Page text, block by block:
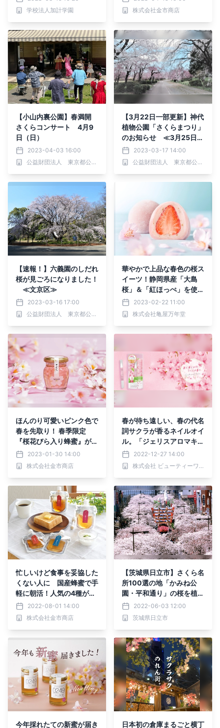
学校法人加計学園
ュなローハニー（生蜂蜜）
で食べてみて
株式会社金市商店
【小山内裏公園】春満開
さくらコンサート 4月9
日（日）
2023-04-03 16:00
公益財団法人 東京都公園協会
【3月22日一部更新】神代
植物公園「さくらまつり」
のお知らせ ≪3月25日
（土）～4月9日（日）≫
2023-03-17 14:00
公益財団法人 東京都公園協会
【速報！】六義園のしだれ
桜が見ごろになりました！
≪文京区≫
2023-03-16 17:00
公益財団法人 東京都公園協会
華やかで上品な春色の桜ス
イーツ！静岡県産「大島
桜」＆「紅ほっぺ」を使用
した『桜いちご大福』限定
販売
2023-02-22 11:00
株式会社亀屋万年堂
ほんのり可愛いピンク色で
春を先取り！ 春季限定
『桜花びら入り蜂蜜』が今
年も登場2023-01-30 14:00
株式会社金市商店
春が待ち遠しい、春の代名
詞サクラが香るネイルオイ
ル。「ジェリスアロマキュ
ーティクルペン〈サク
ラ〉」12月20日発売
2022-12-27 14:00
株式会社 ビューティーワールド
忙しいけど食事を妥協した
くない人に 国産蜂蜜で手
軽に朝活！人気の4種がシ
ールアップパウチ入りにな
って新登場
2022-08-01 14:00
株式会社金市商店
【茨城県日立市】さくら名
所100選の地「かみね公
園・平和通り」の桜を植え
替え、「さくらのまち日
立」の原風景を次の世代に
引き継ぎたい
2022-06-03 12:00
茨城県日立市
今年採れたての新蜜が届き 日本初の倉庫まるごと横丁